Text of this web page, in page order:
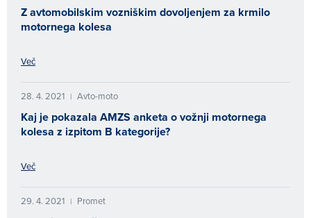
Z avtomobilskim vozniškim dovoljenjem za krmilo
motornega kolesa
Več
28. 4. 2021 | Avto-moto
Kaj je pokazala AMZS anketa o vožnji motornega
kolesa z izpitom B kategorije?
Več
29. 4. 2021 | Promet